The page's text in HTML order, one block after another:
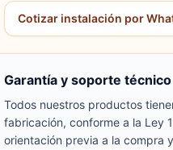
Cotizar instalación por
Garantía y soporte técnico
Todos nuestros productos
fabricación, conforme a la Ley
orientación previa a la compra